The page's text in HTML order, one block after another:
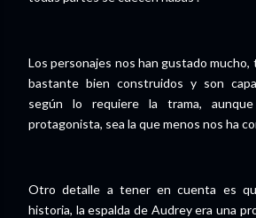
Los personajes nos han gustado mucho,
bastante bien construidos y son
según lo requiere la trama,
protagonista, sea la que menos nos ha
Otro detalle a tener en cuenta es
historia, la espalda de Audrey era una